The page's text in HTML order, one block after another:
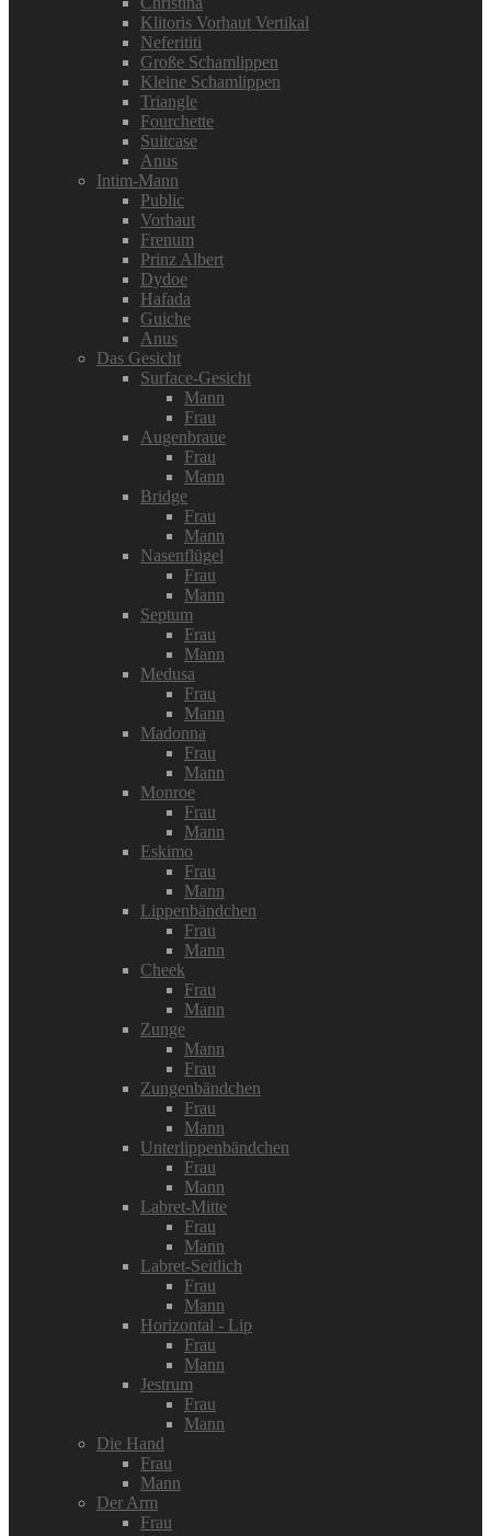
Klitoris Vorhaut Vertikal
Neferititi
Große Schamlippen
Kleine Schamlippen
Triangle
Fourchette
Suitcase
Anus
Intim-Mann
Public
Vorhaut
Frenum
Prinz Albert
Dydoe
Hafada
Guiche
Anus
Das Gesicht
Surface-Gesicht
Mann
Frau
Augenbraue
Frau
Mann
Bridge
Frau
Mann
Nasenflügel
Frau
Mann
Septum
Frau
Mann
Medusa
Frau
Mann
Madonna
Frau
Mann
Monroe
Frau
Mann
Eskimo
Frau
Mann
Lippenbändchen
Frau
Mann
Cheek
Frau
Mann
Zunge
Mann
Frau
Zungenbändchen
Frau
Mann
Unterlippenbändchen
Frau
Mann
Labret-Mitte
Frau
Mann
Labret-Seitlich
Frau
Mann
Horizontal - Lip
Frau
Mann
Jestrum
Frau
Mann
Die Hand
Frau
Mann
Der Arm
Frau